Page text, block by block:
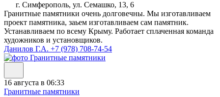
г. Симферополь, ул. Семашко, 13, 6
Гранитные памятники очень долговечны. Мы изготавливаем
проект памятника, заьем изготавливаем сам памятник.
Устанавливаем по всему Крыму. Работает сплаченная команда
художников и установщиков.
Данилов Г.А. +7 (978) 708-74-54
16 августа в 06:33
Гранитные памятники